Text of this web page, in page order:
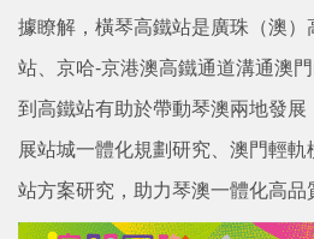
據瞭解，橫琴高鐵站是廣珠（澳
站、京哈-京港澳高鐵通道溝通澳
到高鐵站有助於帶動琴澳兩地發展
展站城一體化規劃研究、澳門輕
站方案研究，助力琴澳一體化高品